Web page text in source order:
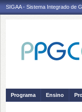
SIGAA - Sistema Integrado de
Programa Ensino